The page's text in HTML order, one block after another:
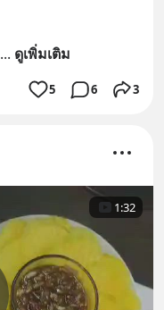
... ดูเพิ่มเติม
5 6 3
1:32